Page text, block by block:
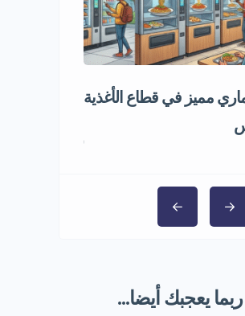
مميز في قطاع الأغذية
ربما يعجبك أيضا...